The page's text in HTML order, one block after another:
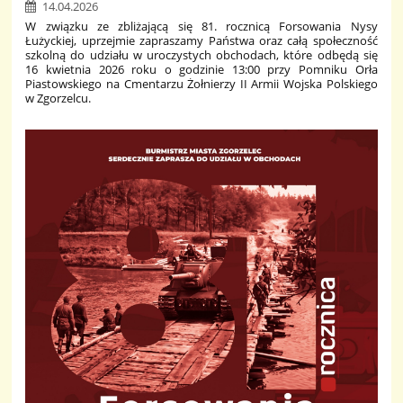
14.04.2026
W związku ze zbliżającą się 81. rocznicą Forsowania Nysy
Łużyckiej, uprzejmie zapraszamy Państwa oraz całą społeczność
szkolną do udziału w uroczystych obchodach, które odbędą się
16 kwietnia 2026 roku o godzinie 13:00 przy Pomniku Orła
Piastowskiego na Cmentarzu Żołnierzy II Armii Wojska Polskiego
w Zgorzelcu.